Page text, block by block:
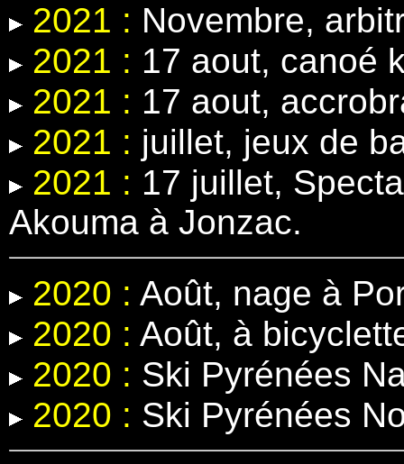
2021 : Novembre,
2021 : 17 aout, canoé
2021 : 17 aout,
2021 : juillet, jeux de
2021 : 17 juillet,
Akouma à Jonzac.
2020 : Août, nage à
2020 : Août, à
2020 : Ski Pyrénées
2020 : Ski Pyrénées